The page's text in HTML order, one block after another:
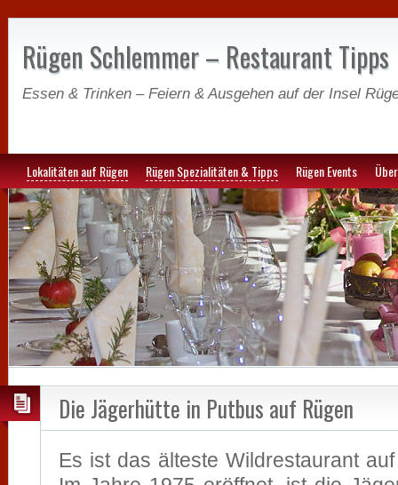
Rügen Schlemmer – Restaurant Tipps
Essen & Trinken – Feiern & Ausgehen auf der Insel
Lokalitäten auf Rügen Rügen Spezialitäten & Tipps Rügen Events
Die Jägerhütte in Putbus auf Rügen
Es ist das älteste Wildrestaurant